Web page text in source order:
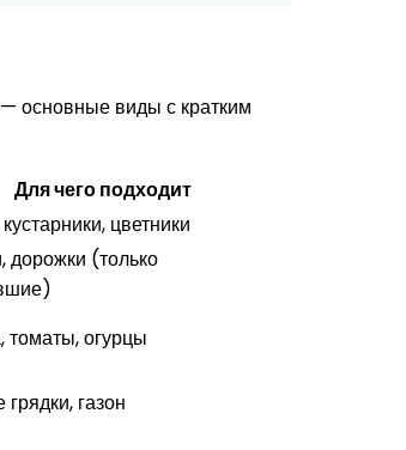
основные виды с кратким
Для чего подходит
цветники
дорожки (только
томаты, огурцы
газон